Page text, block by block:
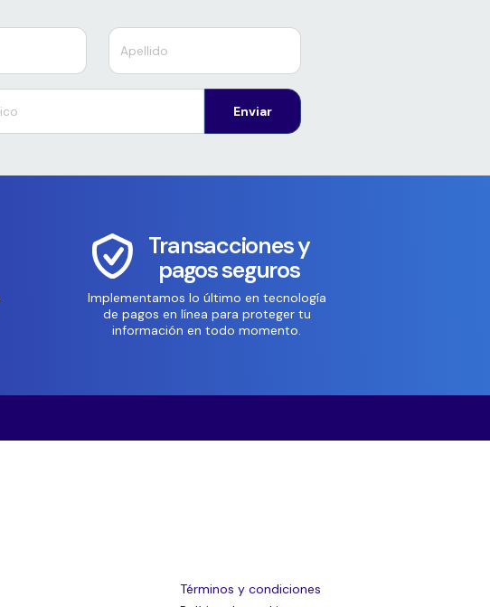
Enviar
Transacciones y
pagos seguros
Implementamos lo último en tecnología
de pagos en línea para proteger tu
información en todo momento.
Términos y condiciones